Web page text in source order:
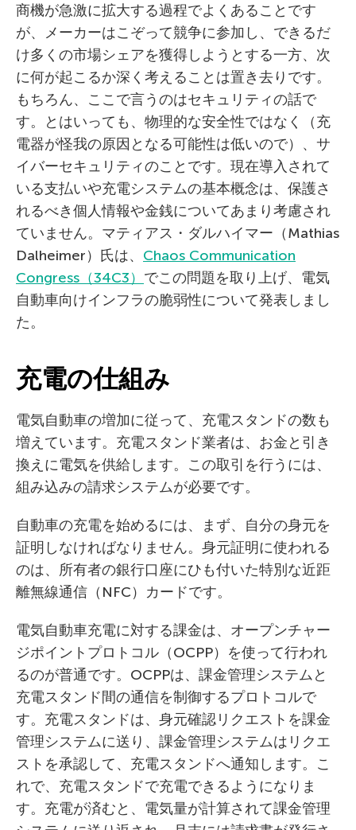
商機が急激に拡大する過程でよくあることです
が、メーカーはこぞって競争に参加し、できるだ
け多くの市場シェアを獲得しようとする一方、次
に何が起こるか深く考えることは置き去りです。
もちろん、ここで言うのはセキュリティの話で
す。とはいっても、物理的な安全性ではなく（充
電器が怪我の原因となる可能性は低いので）、サ
イバーセキュリティのことです。現在導入されて
いる支払いや充電システムの基本概念は、保護さ
れるべき個人情報や金銭についてあまり考慮され
ていません。マティアス・ダルハイマー（Mathias
Dalheimer）氏は、 Chaos Communication
Congress（34C3） でこの問題を取り上げ、電気
自動車向けインフラの脆弱性について発表しまし
た。
充電の仕組み
電気自動車の増加に従って、充電スタンドの数も
増えています。充電スタンド業者は、お金と引き
換えに電気を供給します。この取引を行うには、
組み込みの請求システムが必要です。
自動車の充電を始めるには、まず、自分の身元を
証明しなければなりません。身元証明に使われる
のは、所有者の銀行口座にひも付いた特別な近距
離無線通信（NFC）カードです。
電気自動車充電に対する課金は、オープンチャー
ジポイントプロトコル（OCPP）を使って行われ
るのが普通です。OCPPは、課金管理システムと
充電スタンド間の通信を制御するプロトコルで
す。充電スタンドは、身元確認リクエストを課金
管理システムに送り、課金管理システムはリクエ
ストを承認して、充電スタンドへ通知します。こ
れで、充電スタンドで充電できるようになりま
す。充電が済むと、電気量が計算されて課金管理